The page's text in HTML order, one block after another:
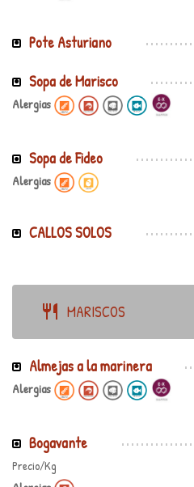
Pote Asturiano
Sopa de Marisco
Alergias
Sopa de Fideo
Alergias
CALLOS SOLOS
MARISCOS
Almejas a la marinera
Alergias
Bogavante
Precio/Kg